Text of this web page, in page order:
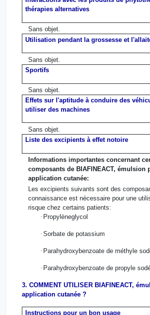
thérapies alternatives
Sans objet.
Utilisation pendant la grossesse et
Sans objet.
Sportifs
Sans objet.
Effets sur l'aptitude à conduire des
utiliser des machines
Sans objet.
Liste des excipients à effet notoire
Informations importantes concernant
composants de BIAFINEACT, émulsion
application cutanée:
Les excipients suivants sont des
connaissance est nécessaire pour une
risque chez certains patients:
· Propylèneglycol
· Sorbate de potassium
· Parahydroxybenzoate de méthyle
· Parahydroxybenzoate de propyle
3. COMMENT UTILISER BIAFINEACT,
application cutanée ?
Instructions pour un bon usage